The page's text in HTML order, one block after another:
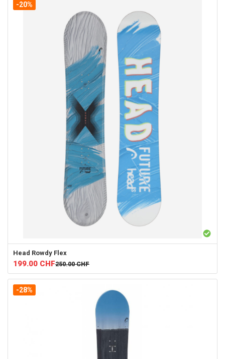
-20%
Head Rowdy Flex
199.00 CHF250.00 CHF
-28%